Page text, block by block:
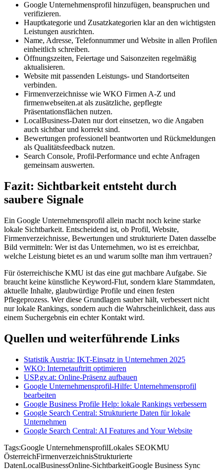
Google Unternehmensprofil hinzufügen, beanspruchen und
verifizieren.
Hauptkategorie und Zusatzkategorien klar an den wichtigsten
Leistungen ausrichten.
Name, Adresse, Telefonnummer und Website in allen Profilen
einheitlich schreiben.
Öffnungszeiten, Feiertage und Saisonzeiten regelmäßig
aktualisieren.
Website mit passenden Leistungs- und Standortseiten
verbinden.
Firmenverzeichnisse wie WKO Firmen A-Z und
firmenwebseiten.at als zusätzliche, gepflegte
Präsentationsflächen nutzen.
LocalBusiness-Daten nur dort einsetzen, wo die Angaben
auch sichtbar und korrekt sind.
Bewertungen professionell beantworten und Rückmeldungen
als Qualitätsfeedback nutzen.
Search Console, Profil-Performance und echte Anfragen
gemeinsam auswerten.
Fazit: Sichtbarkeit entsteht durch
saubere Signale
Ein Google Unternehmensprofil allein macht noch keine starke
lokale Sichtbarkeit. Entscheidend ist, ob Profil, Website,
Firmenverzeichnisse, Bewertungen und strukturierte Daten dasselbe
Bild vermitteln: Wer ist das Unternehmen, wo ist es erreichbar,
welche Leistung bietet es an und warum sollte man ihm vertrauen?
Für österreichische KMU ist das eine gut machbare Aufgabe. Sie
braucht keine künstliche Keyword-Flut, sondern klare Stammdaten,
aktuelle Inhalte, glaubwürdige Profile und einen festen
Pflegeprozess. Wer diese Grundlagen sauber hält, verbessert nicht
nur lokale Rankings, sondern auch die Wahrscheinlichkeit, dass aus
einem Suchergebnis ein echter Kontakt wird.
Quellen und weiterführende Links
Statistik Austria: IKT-Einsatz in Unternehmen 2025
WKO: Internetauftritt optimieren
USP.gv.at: Online-Präsenz aufbauen
Google Unternehmensprofil-Hilfe: Unternehmensprofil
bearbeiten
Google Business Profile Help: lokale Rankings verbessern
Google Search Central: Strukturierte Daten für lokale
Unternehmen
Google Search Central: AI Features and Your Website
Tags:Google UnternehmensprofilLokales SEOKMU
ÖsterreichFirmenverzeichnisStrukturierte
DatenLocalBusinessOnline-SichtbarkeitGoogle Business Sync